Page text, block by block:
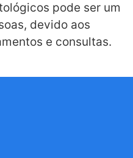
pode ser um
devido aos
e consultas.